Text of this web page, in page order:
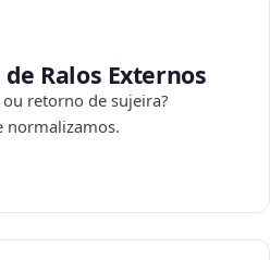
Ralos Externos
retorno de sujeira?
normalizamos.